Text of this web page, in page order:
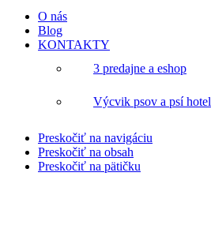
O nás
Blog
KONTAKTY
3 predajne a eshop
Výcvik psov a psí hotel
Preskočiť na navigáciu
Preskočiť na obsah
Preskočiť na pätičku